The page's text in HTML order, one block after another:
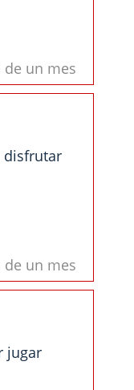
de un mes
disfrutar
de un mes
jugar